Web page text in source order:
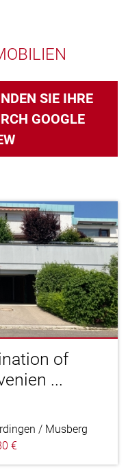
SIE IHRE
GOOGLE
of
...
/ Musberg
€